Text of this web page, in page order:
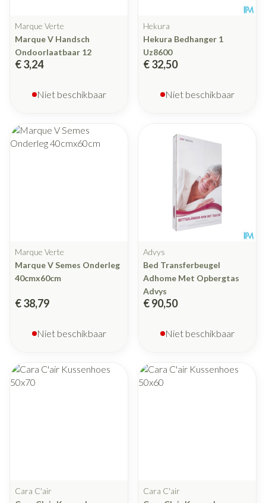
Marque Verte
Marque V Handsch
Ondoorlaatbaar 12
€ 3,24
Niet beschikbaar
Hekura
Hekura Bedhanger 1
Uz8600
€ 32,50
Niet beschikbaar
Marque Verte
Marque V Semes Onderleg
40cmx60cm
€ 38,79
Niet beschikbaar
Advys
Bed Transferbeugel
Adhome Met Opbergtas
Advys
€ 90,50
Niet beschikbaar
Cara C'air
Cara C'air